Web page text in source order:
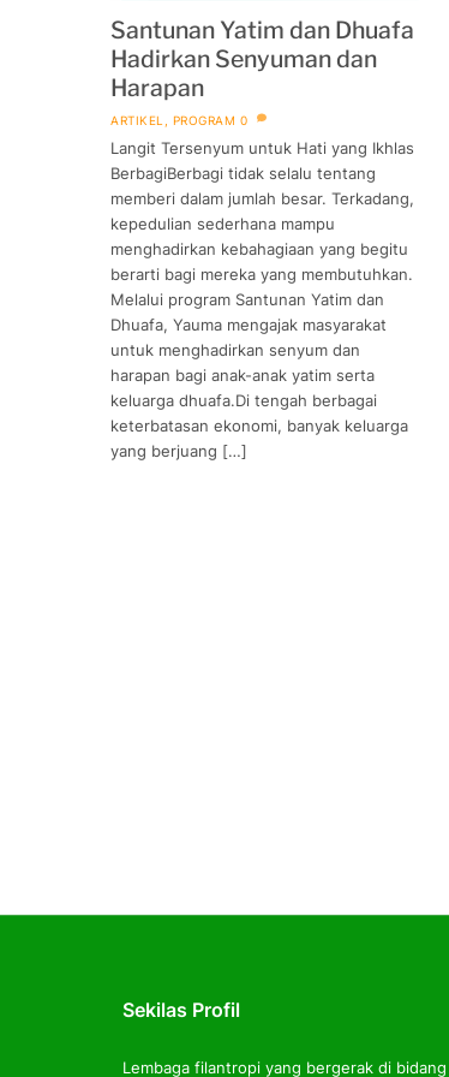
Santunan Yatim dan Dhuafa
Hadirkan Senyuman dan
Harapan
ARTIKEL PROGRAM 0
Langit Tersenyum untuk Hati yang Ikhlas
BerbagiBerbagi tidak selalu tentang
memberi dalam jumlah besar. Terkadang,
kepedulian sederhana mampu
menghadirkan kebahagiaan yang begitu
berarti bagi mereka yang membutuhkan.
Melalui program Santunan Yatim dan
Dhuafa, Yauma mengajak masyarakat
untuk menghadirkan senyum dan
harapan bagi anak-anak yatim serta
keluarga dhuafa.Di tengah berbagai
keterbatasan ekonomi, banyak keluarga
yang berjuang […]
Sekilas Profil
Lembaga filantropi yang bergerak di bidang